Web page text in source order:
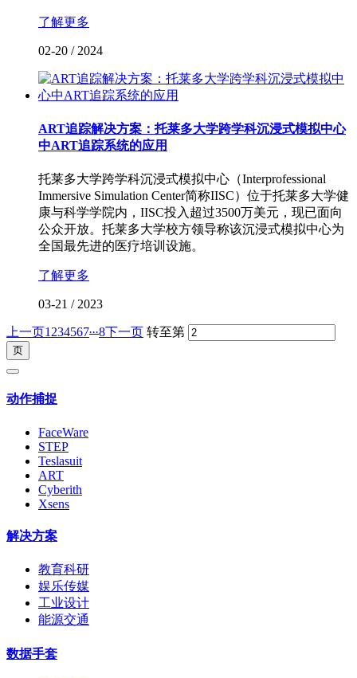
了解更多
02-20 / 2024
ART追踪解决方案：托莱多大学跨学科沉浸式模拟中心
中ART追踪系统的应用
托莱多大学跨学科沉浸式模拟中心（Interprofessional
Immersive Simulation Center简称IISC）位于托莱多大学健
康与科学学院内，IISC投入超过3500万美元，现已面向
公众开放。托莱多大学校方领导称该沉浸式模拟中心为
全国最先进的医疗培训设施。
了解更多
03-21 / 2023
上一页1 234567...8下一页 转至第
动作捕捉
FaceWare
STEP
Teslasuit
ART
Cyberith
Xsens
解决方案
教育科研
娱乐传媒
工业设计
能源交通
数据手套